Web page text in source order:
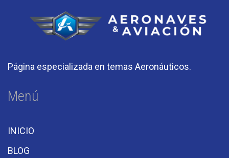
Página especializada en temas Aeronáuticos.
Menú
INICIO
BLOG